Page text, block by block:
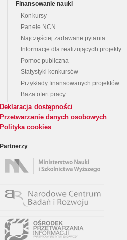
Finansowanie nauki
Konkursy
Panele NCN
Najczęściej zadawane pytania
Informacje dla realizujących projekty
Pomoc publiczna
Statystyki konkursów
Przykłady finansowanych projektów
Baza ofert pracy
Deklaracja dostępności
Przetwarzanie danych osobowych
Polityka cookies
Partnerzy